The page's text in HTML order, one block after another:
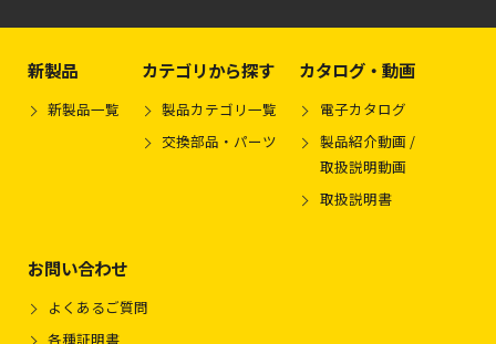
新製品
新製品一覧
カテゴリから探す
製品カテゴリ一覧
交換部品・パーツ
カタログ・動画
電子カタログ
製品紹介動画 /
取扱説明動画
取扱説明書
お問い合わせ
よくあるご質問
各種証明書